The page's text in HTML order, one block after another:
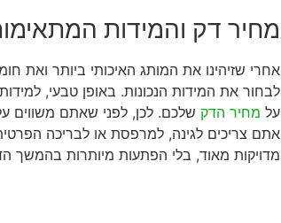
מחיר דק והמידות
אחרי שזיהינו את המותג האיכותי ביותר ואת
לבחור את המידות הנכונות. באופן טבעי,
על מחיר הדק שלכם. לכן, לפני שאתם משווים
אתם צריכים לגינה, למרפסת או לבריכה
מדויקות מאוד, בלי הפתעות מיותרות בהמשך